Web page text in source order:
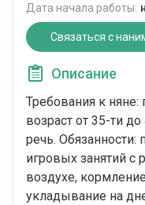
Дата начала работы:
Связаться с
Описание
Требования к няне:
возраст от 35-ти
речь.
игровых занятий с
воздухе,
укладывание на